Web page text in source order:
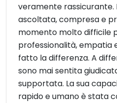
veramente rassicurante.
ascoltata, compresa e
momento molto difficile
professionalità, empatia
fatto la differenza. A
sono mai sentita
supportata. La sua
rapido e umano è stata